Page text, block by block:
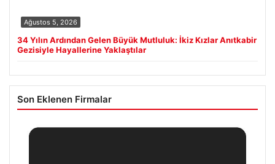
Ağustos 5, 2026
34 Yılın Ardından Gelen Büyük Mutluluk: İkiz Kızlar Anıtkabir
Gezisiyle Hayallerine Yaklaştılar
Son Eklenen Firmalar